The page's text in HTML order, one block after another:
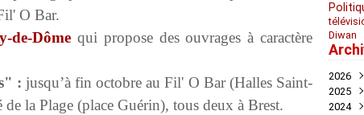
O Bar.
de-Dôme qui propose des ouvrages à caractère
: jusqu’à fin octobre au Fil' O Bar (Halles Saint-
la Plage (place Guérin), tous deux à Brest.
Diwan
2026
Mai
2025
2024